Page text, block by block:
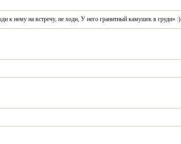
к нему на встречу, не ходи, У него гранитный камушек в груди» :)